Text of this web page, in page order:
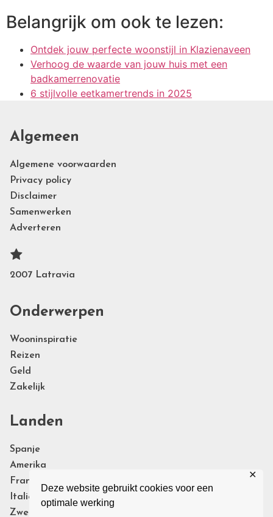
Deze website gebruikt cookies voor een
optimale werking
✕
Belangrijk om ook te lezen:
Ontdek jouw perfecte woonstijl in Klazienaveen
Verhoog de waarde van jouw huis met een
badkamerrenovatie
6 stijlvolle eetkamertrends in 2025
Algemeen
Algemene voorwaarden
Privacy policy
Disclaimer
Samenwerken
Adverteren
2007 Latravia
Onderwerpen
Wooninspiratie
Reizen
Geld
Zakelijk
Landen
Spanje
Amerika
Frankrijk
Italie
Zweden